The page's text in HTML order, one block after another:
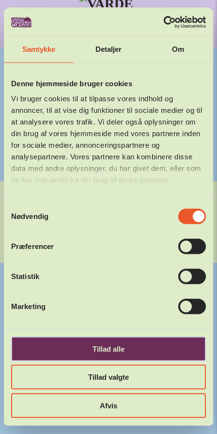
Samtykke Detaljer Om
Denne hjemmeside bruger cookies
Vi bruger cookies til at tilpasse vores indhold og
annoncer, til at vise dig funktioner til sociale medier og til
at analysere vores trafik. Vi deler også oplysninger om
din brug af vores hjemmeside med vores partnere inden
for sociale medier, annonceringspartnere og
analysepartnere. Vores partnere kan kombinere disse
data med andre oplysninger, du har givet dem, eller som
de har indsamlet fra din brug af deres tjenester.
Nødvendig
Præferencer
Statistik
Marketing
Tillad alle
Tillad valgte
Afvis
Gå til hovedindhold
29. – 31.
JULI 2027
LYS PÅ SCENE
(STJERNER)
DANIEL
FORRIGE NÆSTE
Varde Friluftsscene, Arnbjergparken 6800 Varde
Website af